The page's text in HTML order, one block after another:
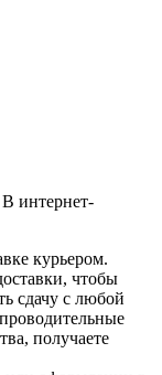
интернет-
курьером.
чтобы
сдачу с любой
получаете